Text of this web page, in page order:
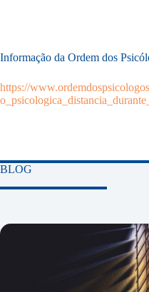
Informação da Ordem dos
https://
BLOG